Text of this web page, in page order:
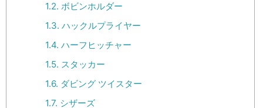
1.2. ボビンホルダー
1.3. ハックルプライヤー
1.4. ハーフヒッチャー
1.5. スタッカー
1.6. ダビング ツイスター
1.7. シザーズ